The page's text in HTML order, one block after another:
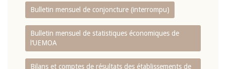
Bulletin mensuel de conjoncture (interrompu)
Bulletin mensuel de statistiques économiques de
l‘UEMOA
Bilans et comptes de résultats des établissements de